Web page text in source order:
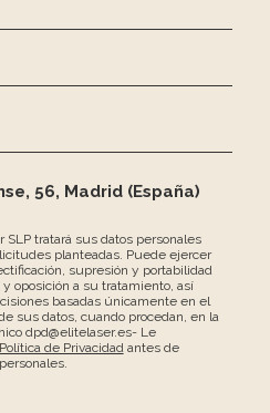
56, Madrid (España)
tratará sus datos personales
planteadas. Puede ejercer
supresión y portabilidad
oposición a su tratamiento, así
basadas únicamente en el
sus datos, cuando procedan, en la
dpd@elitelaser.es- Le
Política de Privacidadantes de